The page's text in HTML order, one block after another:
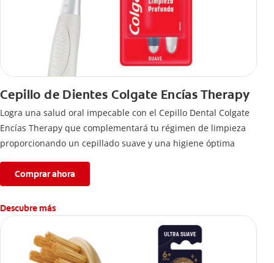
Cepillo de Dientes Colgate Encías Therapy
Logra una salud oral impecable con el Cepillo Dental Colgate
Encías Therapy que complementará tu régimen de limpieza
proporcionando un cepillado suave y una higiene óptima
Comprar ahora
Descubre más